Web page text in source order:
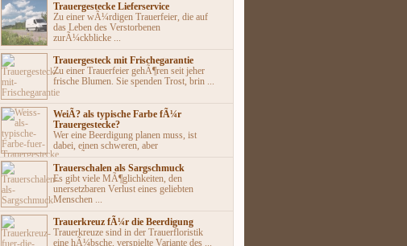
Trauergestecke Lieferservice
Zu einer wÃ¼rdigen Trauerfeier, die auf
das Leben des Verstorbenen
zurÃ¼ckblicke ...
Trauergesteck mit Frischegarantie
Zu einer Trauerfeier gehÃ¶ren seit jeher
frische Blumen. Sie spenden Trost, brin ...
WeiÃ? als typische Farbe fÃ¼r
Trauergestecke?
Wer eine Beerdigung planen muss, ist
dabei, einen schweren, aber
unumgÃ¤nglichen ...
Trauerschalen als Sargschmuck
Es gibt viele MÃ¶glichkeiten, den
unersetzbaren Verlust eines geliebten
Menschen ...
Trauerkreuz fÃ¼r die Beerdigung
Trauerkreuze sind in der Trauerfloristik
eine hÃ¼bsche, verspielte Variante des ...